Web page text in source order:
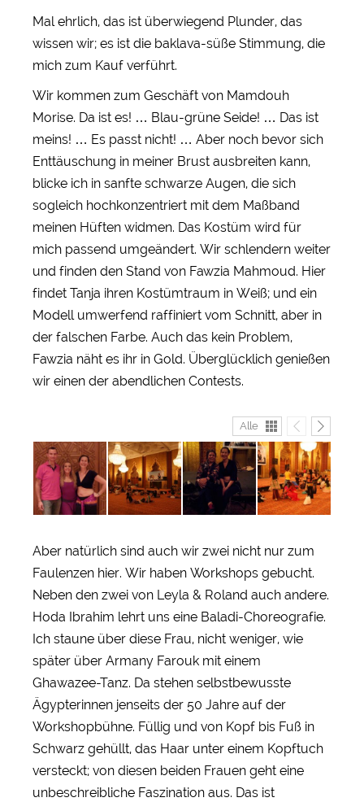
Mal ehrlich, das ist überwiegend Plunder, das
wissen wir; es ist die baklava-süße Stimmung, die
mich zum Kauf verführt.
Wir kommen zum Geschäft von Mamdouh
Morise. Da ist es! … Blau-grüne Seide! … Das ist
meins! … Es passt nicht! … Aber noch bevor sich
Enttäuschung in meiner Brust ausbreiten kann,
blicke ich in sanfte schwarze Augen, die sich
sogleich hochkonzentriert mit dem Maßband
meinen Hüften widmen. Das Kostüm wird für
mich passend umgeändert. Wir schlendern weiter
und finden den Stand von Fawzia Mahmoud. Hier
findet Tanja ihren Kostümtraum in Weiß; und ein
Modell umwerfend raffiniert vom Schnitt, aber in
der falschen Farbe. Auch das kein Problem,
Fawzia näht es ihr in Gold. Überglücklich genießen
wir einen der abendlichen Contests.
Alle
Aber natürlich sind auch wir zwei nicht nur zum
Faulenzen hier. Wir haben Workshops gebucht.
Neben den zwei von Leyla & Roland auch andere.
Hoda Ibrahim lehrt uns eine Baladi-Choreografie.
Ich staune über diese Frau, nicht weniger, wie
später über Armany Farouk mit einem
Ghawazee-Tanz. Da stehen selbstbewusste
Ägypterinnen jenseits der 50 Jahre auf der
Workshopbühne. Füllig und von Kopf bis Fuß in
Schwarz gehüllt, das Haar unter einem Kopftuch
versteckt; von diesen beiden Frauen geht eine
unbeschreibliche Faszination aus. Das ist